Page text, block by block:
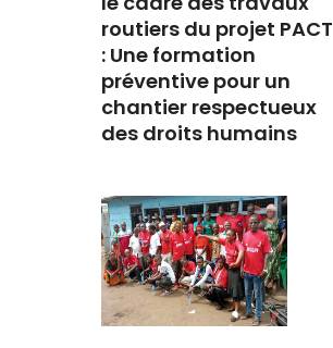
routiers du projet PACT
: Une formation
préventive pour un
chantier respectueux
des droits humains